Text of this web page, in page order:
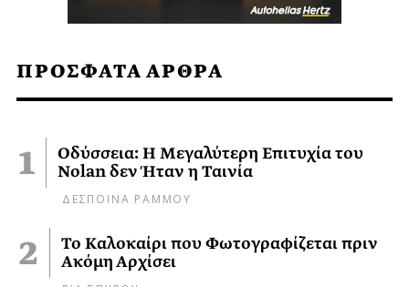
ΠΡΟΣΦΑΤΑ ΑΡΘΡΑ
Οδύσσεια: Η Μεγαλύτερη Επιτυχία του
Nolan δεν Ήταν η Ταινία
ΔΕΣΠΟΙΝΑ ΡΑΜΜΟΥ
Το Καλοκαίρι που Φωτογραφίζεται πριν
Ακόμη Αρχίσει